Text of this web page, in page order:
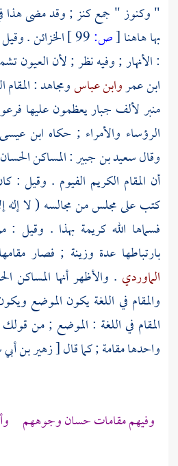
" وكنوز " جمع كنز ; وقد مضى هذا
بها هاهنا[ص: الخزائن .
: الأنهار ; وفيه نظر ; لأن العيون
ابن عمروابن عباسومجاهد:
منبر لألف جبار يعظمون عليها
الرؤساء والأمراء ; حكاه ابن عيسى
وقالسعيد بن جبير: المساكن
أن المقام الكريم الفيوم . وقيل :
كتب على مجلس من مجالسه ( لا إله
فسماها الله كريمة بهذا . وقيل :
بارتباطها عدة وزينة ; فصار
الماوردي . والأظهر أنها المساكن
والمقام في اللغة يكون الموضع
المقام في اللغة : الموضع ; من
واحدها مقامة ; كما قال [زهير بن
وفيهم مقامات حسان وجوههم